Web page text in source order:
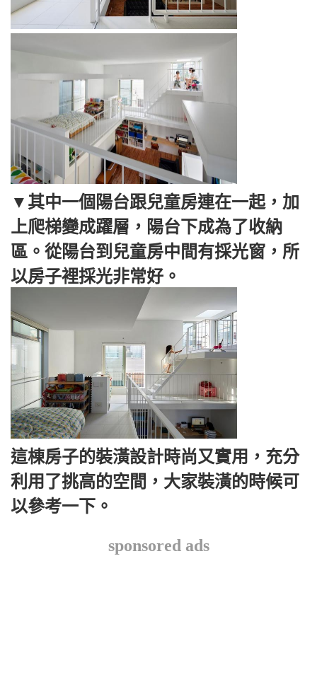
▼其中一個陽台跟兒童房連在一起，加
上爬梯變成躍層，陽台下成為了收納
區。從陽台到兒童房中間有採光窗，所
以房子裡採光非常好。
這棟房子的裝潢設計時尚又實用，充分
利用了挑高的空間，大家裝潢的時候可
以參考一下。
sponsored ads